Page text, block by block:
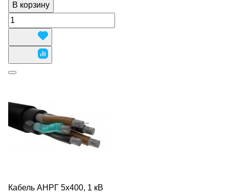
В корзину
Кабель АНРГ 5х400, 1 кВ